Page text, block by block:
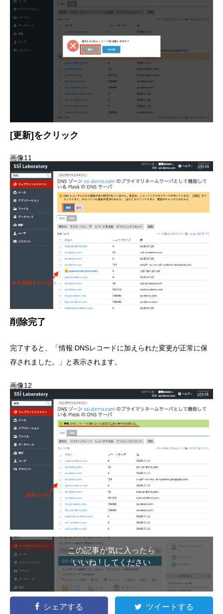
[更新]をクリック
画像11
削除完了
完了すると、「情報:DNSレコードに加えられた変更が正常に保
存されました。」と表示されます。
画像12
この記事が気に入ったら
いいね ! してください
シェアする ツイートする